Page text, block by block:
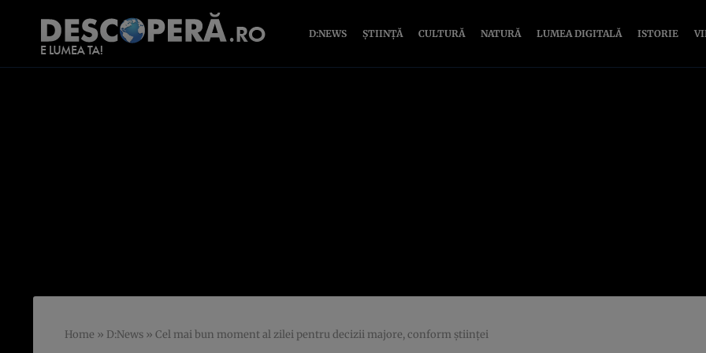
D:NEWS ȘTIINȚĂ CULTURĂ NATURĂ LUMEA DIGITALĂ ISTORIE
Home » D:News » Cel mai bun moment al zilei pentru decizii majore, conform științei